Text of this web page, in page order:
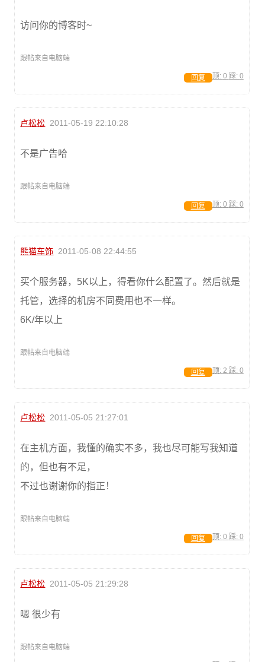
访问你的博客时~
跟帖来自电脑端
顶: 0 踩: 0
回复
卢松松 2011-05-19 22:10:28
不是广告哈
跟帖来自电脑端
顶: 0 踩: 0
回复
熊猫车饰 2011-05-08 22:44:55
买个服务器，5K以上，得看你什么配置了。然后就是
托管，选择的机房不同费用也不一样。
6K/年以上
跟帖来自电脑端
顶: 2 踩: 0
回复
卢松松 2011-05-05 21:27:01
在主机方面，我懂的确实不多，我也尽可能写我知道
的，但也有不足，
不过也谢谢你的指正！
跟帖来自电脑端
顶: 0 踩: 0
回复
卢松松 2011-05-05 21:29:28
嗯 很少有
跟帖来自电脑端